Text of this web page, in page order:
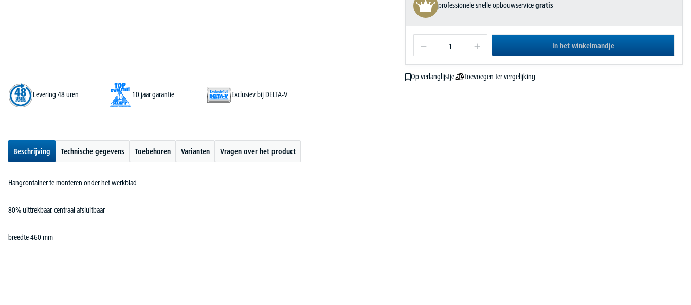
professionele snelle opbouwservicegratis
In het winkelmandje
Op verlanglijstje
Toevoegen ter vergelijking
Levering 48 uren
10 jaar garantie Exclusiev bij DELTA-V
Beschrijving Technische gegevens Toebehoren Varianten Vragen over het product
Hangcontainer te monteren onder het werkblad
80% uittrekbaar, centraal afsluitbaar
breedte 460 mm